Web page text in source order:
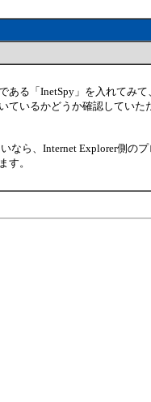
る「InetSpy」を入れてみて
ているかどうか確認していた
なら、Internet Explorer側の
す。